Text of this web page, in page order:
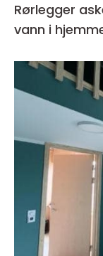
Rørlegger asker trygg hjelp til bad,
vann i